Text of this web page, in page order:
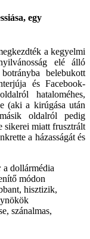
egy
a kegyelmi
elé álló
belebukott
és Facebook-
hataloméhes,
(aki a kirúgása után
oldalról pedig
sikerei miatt frusztrált
a házasságát és
a dollármédia
módon
hisztizik,
szánalmas,